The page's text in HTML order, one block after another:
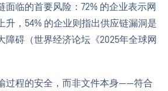
面临的首要风险：72% 的企业表示网
升，54% 的企业则指出供应链漏洞是
障碍（世界经济论坛《2025年全球网
过程的安全，而非文件本身——符合